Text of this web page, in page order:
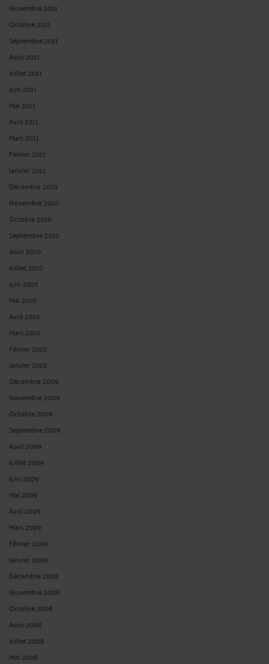
Novembre 2011
Octobre 2011
Septembre 2011
Août 2011
Juillet 2011
Juin 2011
Mai 2011
Avril 2011
Mars 2011
Février 2011
Janvier 2011
Décembre 2010
Novembre 2010
Octobre 2010
Septembre 2010
Août 2010
Juillet 2010
Juin 2010
Mai 2010
Avril 2010
Mars 2010
Février 2010
Janvier 2010
Décembre 2009
Novembre 2009
Octobre 2009
Septembre 2009
Août 2009
Juillet 2009
Juin 2009
Mai 2009
Avril 2009
Mars 2009
Février 2009
Janvier 2009
Décembre 2008
Novembre 2008
Octobre 2008
Août 2008
Juillet 2008
Mai 2008